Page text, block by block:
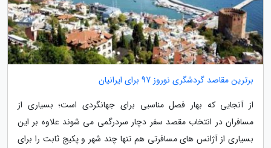
برترین مقاصد گردشگری نوروز 97 برای ایرانیان
از آنجایی که بهار فصل مناسبی برای جهانگردی است؛ بسیاری از
مسافران در انتخاب مقصد سفر دچار سردرگمی می شوند علاوه بر این
بسیاری از آژانس های مسافرتی هم تنها چند شهر و پکیج ثابت را برای